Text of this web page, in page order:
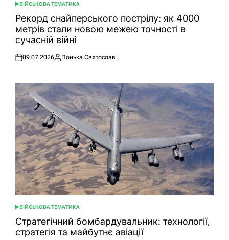
ОПУБЛІКУВАТИ
У
ВІЙСЬКОВА ТЕМАТИКА
Рекорд снайперського пострілу: як 4000
метрів стали новою межею точності в
сучасній війні
Оприлюднено
09.07.2026
Опубліковано
Понька Святослав
ОПУБЛІКУВАТИ
У
ВІЙСЬКОВА ТЕМАТИКА
Стратегічний бомбардувальник: технології,
стратегія та майбутнє авіації